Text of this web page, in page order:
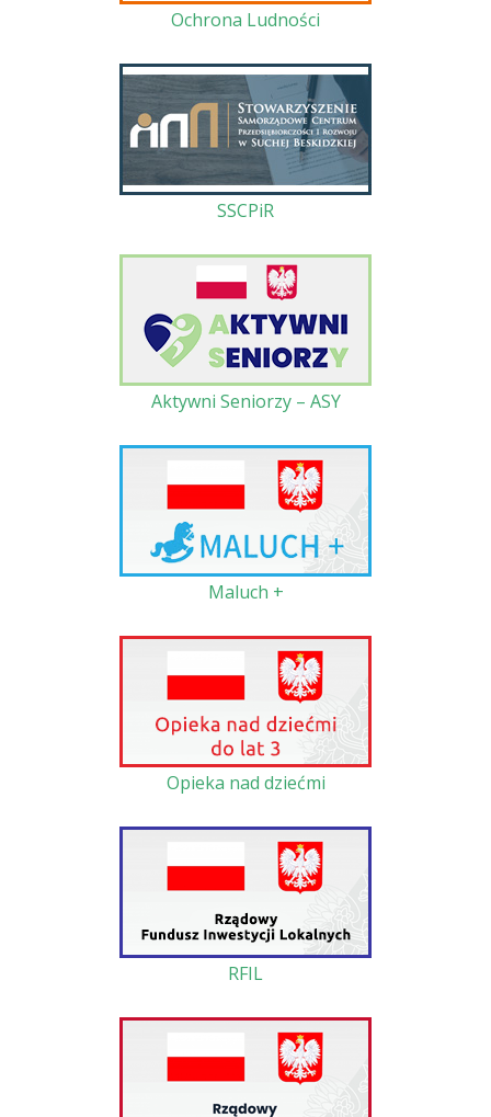
Ochrona Ludności
SSCPiR
Aktywni Seniorzy – ASY
Maluch +
Opieka nad dziećmi
RFIL